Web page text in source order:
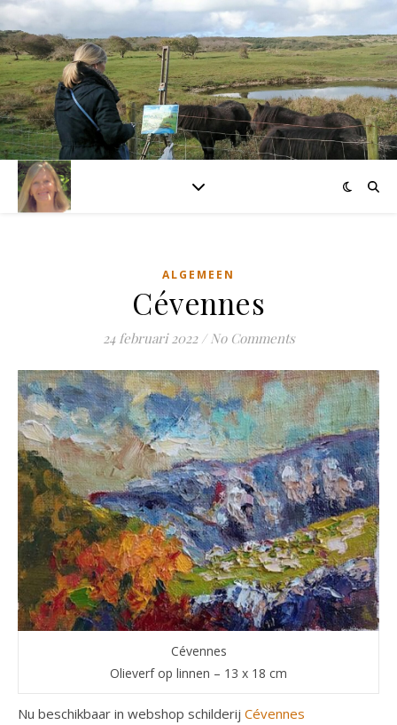
ALGEMEEN
Cévennes
24 februari 2022 / No Comments
Cévennes
Olieverf op linnen – 13 x 18 cm
Nu beschikbaar in webshop schilderij Cévennes